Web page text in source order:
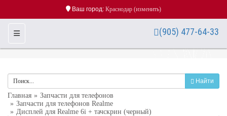
Ваш город: Краснодар (изменить)
(905) 477-64-33
Toggle Navigation
Найти
Главная
Запчасти для телефонов
Запчасти для телефонов Realme
Дисплей для Realme 6i + тачскрин (черный)